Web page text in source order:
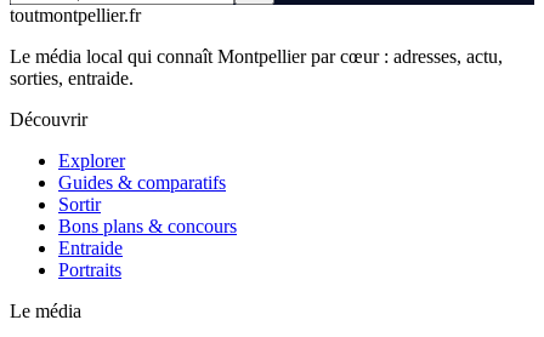
toutmontpellier.fr
Le média local qui connaît Montpellier par cœur : adresses, actu,
sorties, entraide.
Découvrir
Explorer
Guides & comparatifs
Sortir
Bons plans & concours
Entraide
Portraits
Le média